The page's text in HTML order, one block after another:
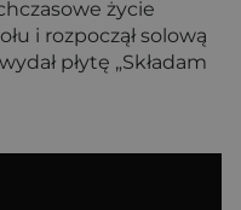
życie
i rozpoczął solową
płytę „Składam